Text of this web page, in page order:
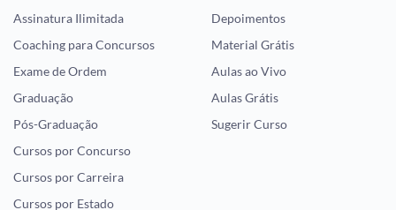
Assinatura Ilimitada
Coaching para Concursos
Exame de Ordem
Graduação
Pós-Graduação
Cursos por Concurso
Cursos por Carreira
Cursos por Estado
Depoimentos
Material Grátis
Aulas ao Vivo
Aulas Grátis
Sugerir Curso